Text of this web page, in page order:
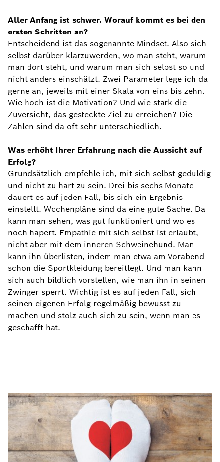
Aller Anfang ist schwer. Worauf kommt es bei den
ersten Schritten an?
Entscheidend ist das sogenannte Mindset. Also sich
selbst darüber klarzuwerden, wo man steht, warum
man dort steht, und warum man sich selbst so und
nicht anders einschätzt. Zwei Parameter lege ich da
gerne an, jeweils mit einer Skala von eins bis zehn.
Wie hoch ist die Motivation? Und wie stark die
Zuversicht, das gesteckte Ziel zu erreichen? Die
Zahlen sind da oft sehr unterschiedlich.
Was erhöht Ihrer Erfahrung nach die Aussicht auf
Erfolg?
Grundsätzlich empfehle ich, mit sich selbst geduldig
und nicht zu hart zu sein. Drei bis sechs Monate
dauert es auf jeden Fall, bis sich ein Ergebnis
einstellt. Wochenpläne sind da eine gute Sache. Da
kann man sehen, was gut funktioniert und wo es
noch hapert. Empathie mit sich selbst ist erlaubt,
nicht aber mit dem inneren Schweinehund. Man
kann ihn überlisten, indem man etwa am Vorabend
schon die Sportkleidung bereitlegt. Und man kann
sich auch bildlich vorstellen, wie man ihn in seinen
Zwinger sperrt. Wichtig ist es auf jeden Fall, sich
seinen eigenen Erfolg regelmäßig bewusst zu
machen und stolz auch sich zu sein, wenn man es
geschafft hat.